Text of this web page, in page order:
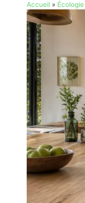
Accueil» Écologie